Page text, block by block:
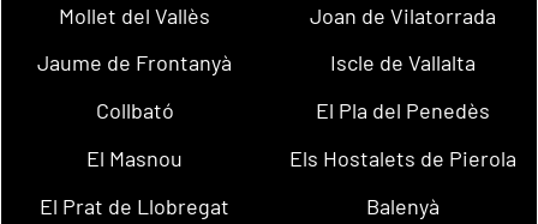
Mollet del Vallès
Joan de Vilatorrada
Jaume de Frontanyà
Iscle de Vallalta
Collbató
El Pla del Penedès
El Masnou
Els Hostalets de Pierola
El Prat de Llobregat
Balenyà